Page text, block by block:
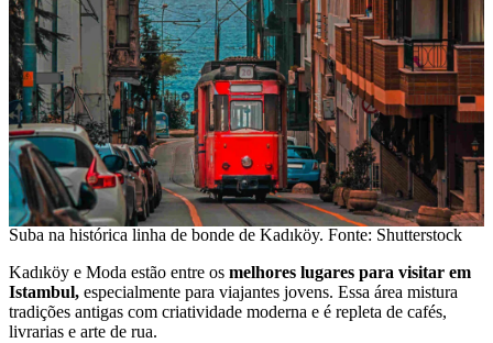
Suba na histórica linha de bonde de Kadıköy. Fonte: Shutterstock
Kadıköy e Moda estão entre os melhores lugares para visitar em
Istambul, especialmente para viajantes jovens. Essa área mistura
tradições antigas com criatividade moderna e é repleta de cafés,
livrarias e arte de rua.